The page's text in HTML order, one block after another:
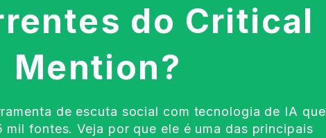
de backlinks Diretório de parceiros
do Critical
Mention?
de escuta social com tecnologia de IA que
mil fontes. Veja por que ele é uma das principais